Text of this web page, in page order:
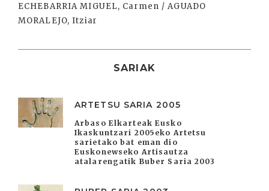
ECHEBARRIA MIGUEL, Carmen / AGUADO
MORALEJO, Itziar
SARIAK
ARTETSU SARIA 2005
Arbaso Elkarteak Eusko
Ikaskuntzari 2005eko Artetsu
sarietako bat eman dio
Euskonewseko Artisautza
atalarengatik Buber Saria 2003